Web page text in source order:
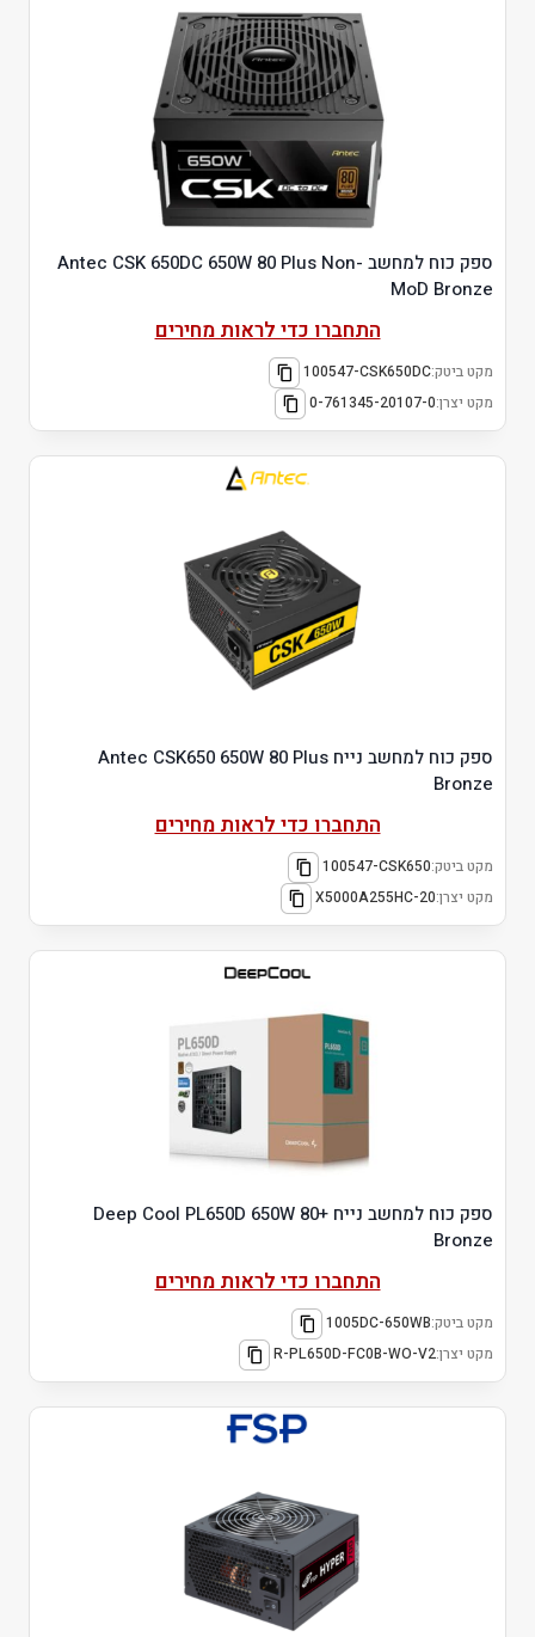
ספק כוח למחשב Antec CSK 650DC 650W 80 Plus Non-
MoD Bronze
התחברו כדי לראות מחירים
מקט ביטק:100547-CSK650DC
מקט יצרן:0-761345-20107-0
ספק כוח למחשב נייח Antec CSK650 650W 80 Plus
Bronze
התחברו כדי לראות מחירים
מקט ביטק:100547-CSK650
מקט יצרן:X5000A255HC-20
ספק כוח למחשב נייח Deep Cool PL650D 650W 80+
Bronze
התחברו כדי לראות מחירים
מקט ביטק:1005DC-650WB
מקט יצרן:R-PL650D-FC0B-WO-V2